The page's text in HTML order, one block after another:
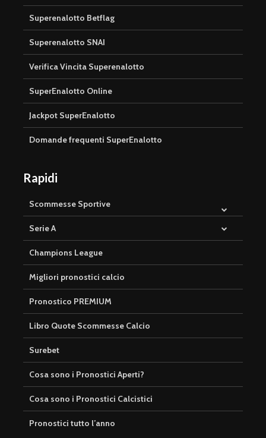
Superenalotto Betflag
Superenalotto SNAI
Verifica Vincita Superenalotto
SuperEnalotto Online
Jackpot SuperEnalotto
Domande frequenti SuperEnalotto
Rapidi
Scommesse Sportive
Serie A
Champions League
Migliori pronostici calcio
Pronostico PREMIUM
Libro Quote Scommesse Calcio
Surebet
Cosa sono i Pronostici Aperti?
Cosa sono i Pronostici Calcistici
Pronostici tutto l’anno